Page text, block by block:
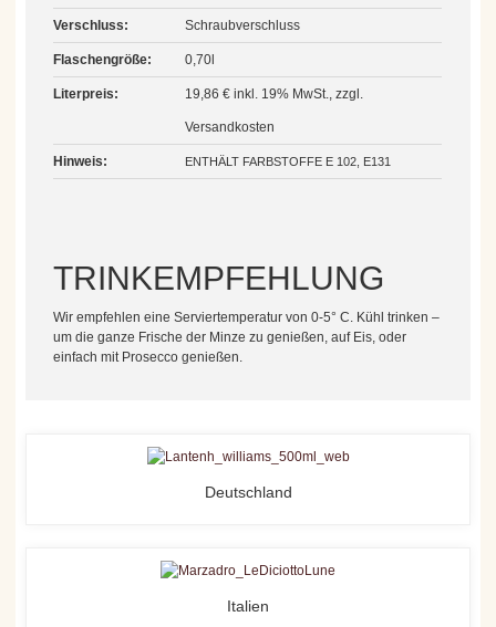
Verschluss: Schraubverschluss
Flaschengröße: 0,70l
Literpreis: 19,86 € inkl. 19% MwSt., zzgl.
Versandkosten
Hinweis: ENTHÄLT FARBSTOFFE E 102, E131
TRINKEMPFEHLUNG
Wir empfehlen eine Serviertemperatur von 0-5° C. Kühl trinken –
um die ganze Frische der Minze zu genießen, auf Eis, oder
einfach mit Prosecco genießen.
Deutschland
Italien